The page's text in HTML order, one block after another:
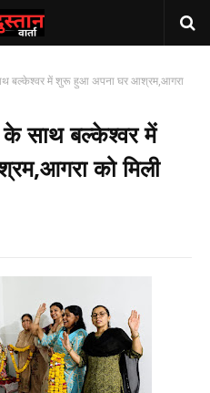
बल्केश्वर में शुरू हुआ अपना घर आश्रम,आगरा
साथ बल्केश्वर में
को मिली